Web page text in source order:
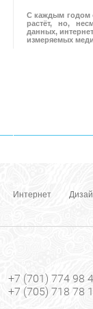
С каждым годом
растёт, но,
данных,
измеряемых
Интернет
+7 (701) 774 98
+7 (705) 718 78